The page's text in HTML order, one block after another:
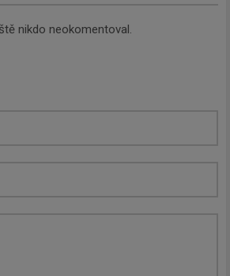
nikdo neokomentoval.